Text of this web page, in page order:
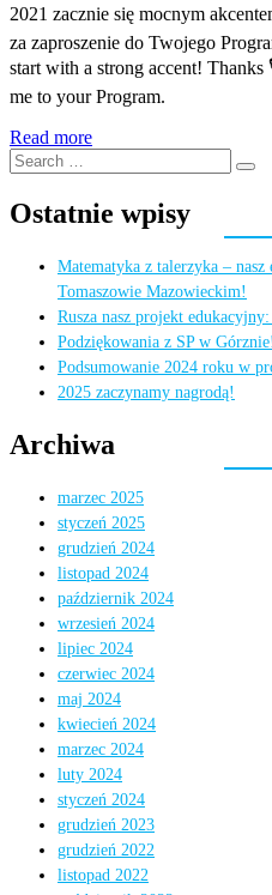
2021 zacznie się mocnym
za zaproszenie do Twojego
start with a strong accent!
me to your Program.
Read more
Search
for:
Ostatnie wpisy
Matematyka z talerzyka –
Tomaszowie Mazowieckim!
Rusza nasz projekt
Podziękowania z SP w Górznie!
Podsumowanie 2024 roku w
2025 zaczynamy nagrodą!
Archiwa
marzec 2025
styczeń 2025
grudzień 2024
listopad 2024
październik 2024
wrzesień 2024
lipiec 2024
czerwiec 2024
maj 2024
kwiecień 2024
marzec 2024
luty 2024
styczeń 2024
grudzień 2023
grudzień 2022
listopad 2022